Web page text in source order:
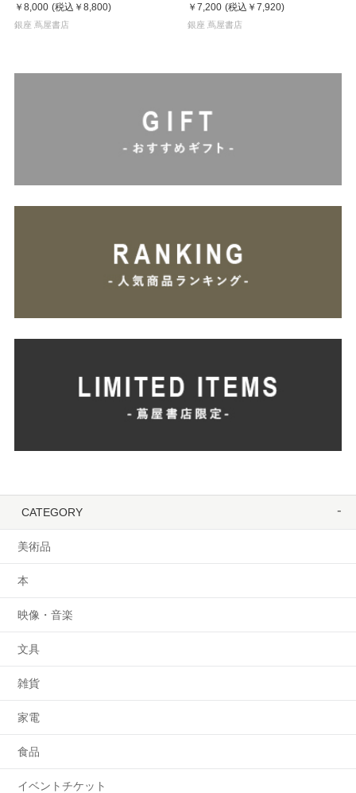
￥8,000 (税込 ￥8,800)
銀座 蔦屋書店
￥7,200 (税込 ￥7,920)
銀座 蔦屋書店
CATEGORY
美術品
本
映像・音楽
文具
雑貨
家電
食品
イベントチケット